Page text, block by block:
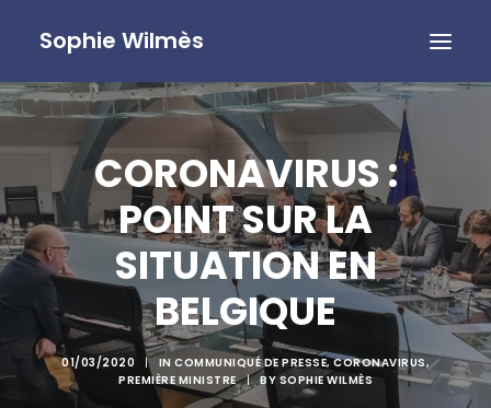
Sophie Wilmès
CORONAVIRUS :
POINT SUR LA
SITUATION EN
BELGIQUE
01/03/2020 | IN COMMUNIQUÉ DE PRESSE,CORONAVIRUS,
PREMIÈRE MINISTRE | BY SOPHIE WILMÈS